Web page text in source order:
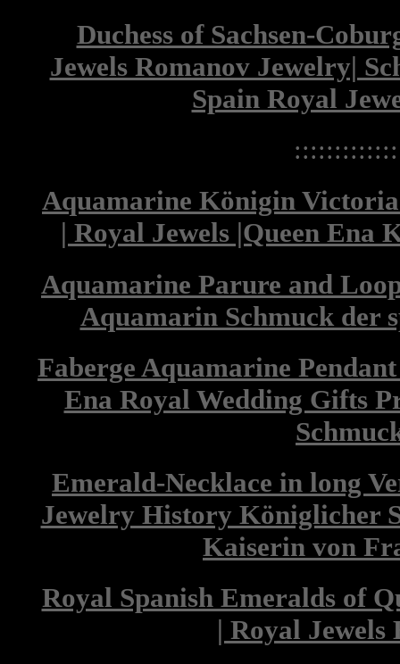
Duchess of Sachsen-
Jewels Romanov Jewelry|
Spain Royal
Aquamarine Königin
| Royal Jewels |Queen Ena
Aquamarine Parure and
Aquamarin Schmuck der
Faberge Aquamarine
Ena Royal Wedding Gifts
Emerald-Necklace in long
Jewelry History Königlicher
Kaiserin von
Royal Spanish Emeralds of
| Royal Jewels